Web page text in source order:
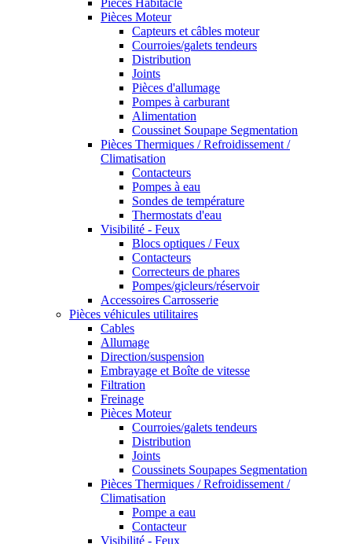
Pièces Habitacle
Pièces Moteur
Capteurs et câbles moteur
Courroies/galets tendeurs
Distribution
Joints
Pièces d'allumage
Pompes à carburant
Alimentation
Coussinet Soupape Segmentation
Pièces Thermiques / Refroidissement /
Climatisation
Contacteurs
Pompes à eau
Sondes de température
Thermostats d'eau
Visibilité - Feux
Blocs optiques / Feux
Contacteurs
Correcteurs de phares
Pompes/gicleurs/réservoir
Accessoires Carrosserie
Pièces véhicules utilitaires
Cables
Allumage
Direction/suspension
Embrayage et Boîte de vitesse
Filtration
Freinage
Pièces Moteur
Courroies/galets tendeurs
Distribution
Joints
Coussinets Soupapes Segmentation
Pièces Thermiques / Refroidissement /
Climatisation
Pompe a eau
Contacteur
Visibilité - Feux